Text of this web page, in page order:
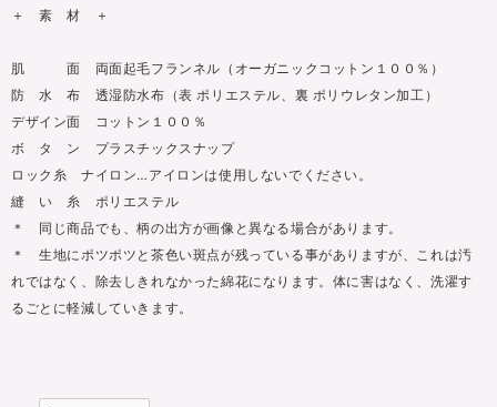
＋ 素 材 ＋
肌 面 両面起毛フランネル（オーガニックコットン１００％）
防 水 布 透湿防水布（表 ポリエステル、裏 ポリウレタン加工）
デザイン面 コットン１００％
ボ タ ン プラスチックスナップ
ロック糸 ナイロン…アイロンは使用しないでください。
縫 い 糸 ポリエステル
＊ 同じ商品でも、柄の出方が画像と異なる場合があります。
＊ 生地にポツポツと茶色い斑点が残っている事がありますが、これは汚
れではなく、除去しきれなかった綿花になります。体に害はなく、洗濯す
るごとに軽減していきます。